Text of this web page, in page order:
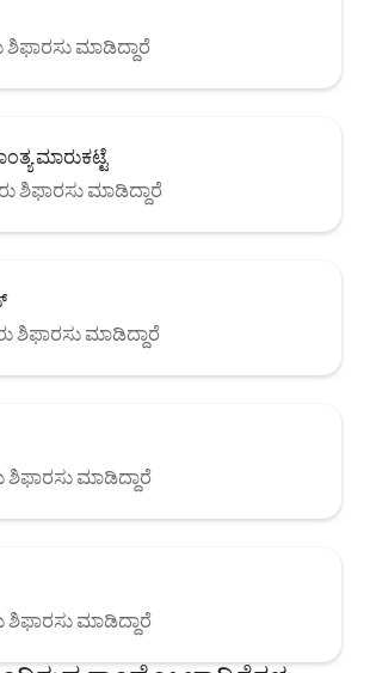
ಶಿಫಾರಸು ಮಾಡಿದ್ದಾರೆ
ಮಾರುಕಟ್ಟೆ
ಶಿಫಾರಸು ಮಾಡಿದ್ದಾರೆ
ಶಿಫಾರಸು ಮಾಡಿದ್ದಾರೆ
ಶಿಫಾರಸು ಮಾಡಿದ್ದಾರೆ
ಶಿಫಾರಸು ಮಾಡಿದ್ದಾರೆ